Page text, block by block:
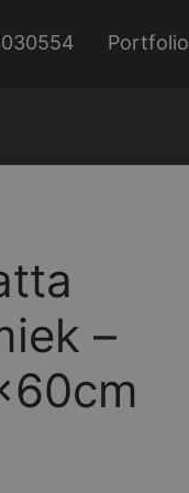
Portfolio
–